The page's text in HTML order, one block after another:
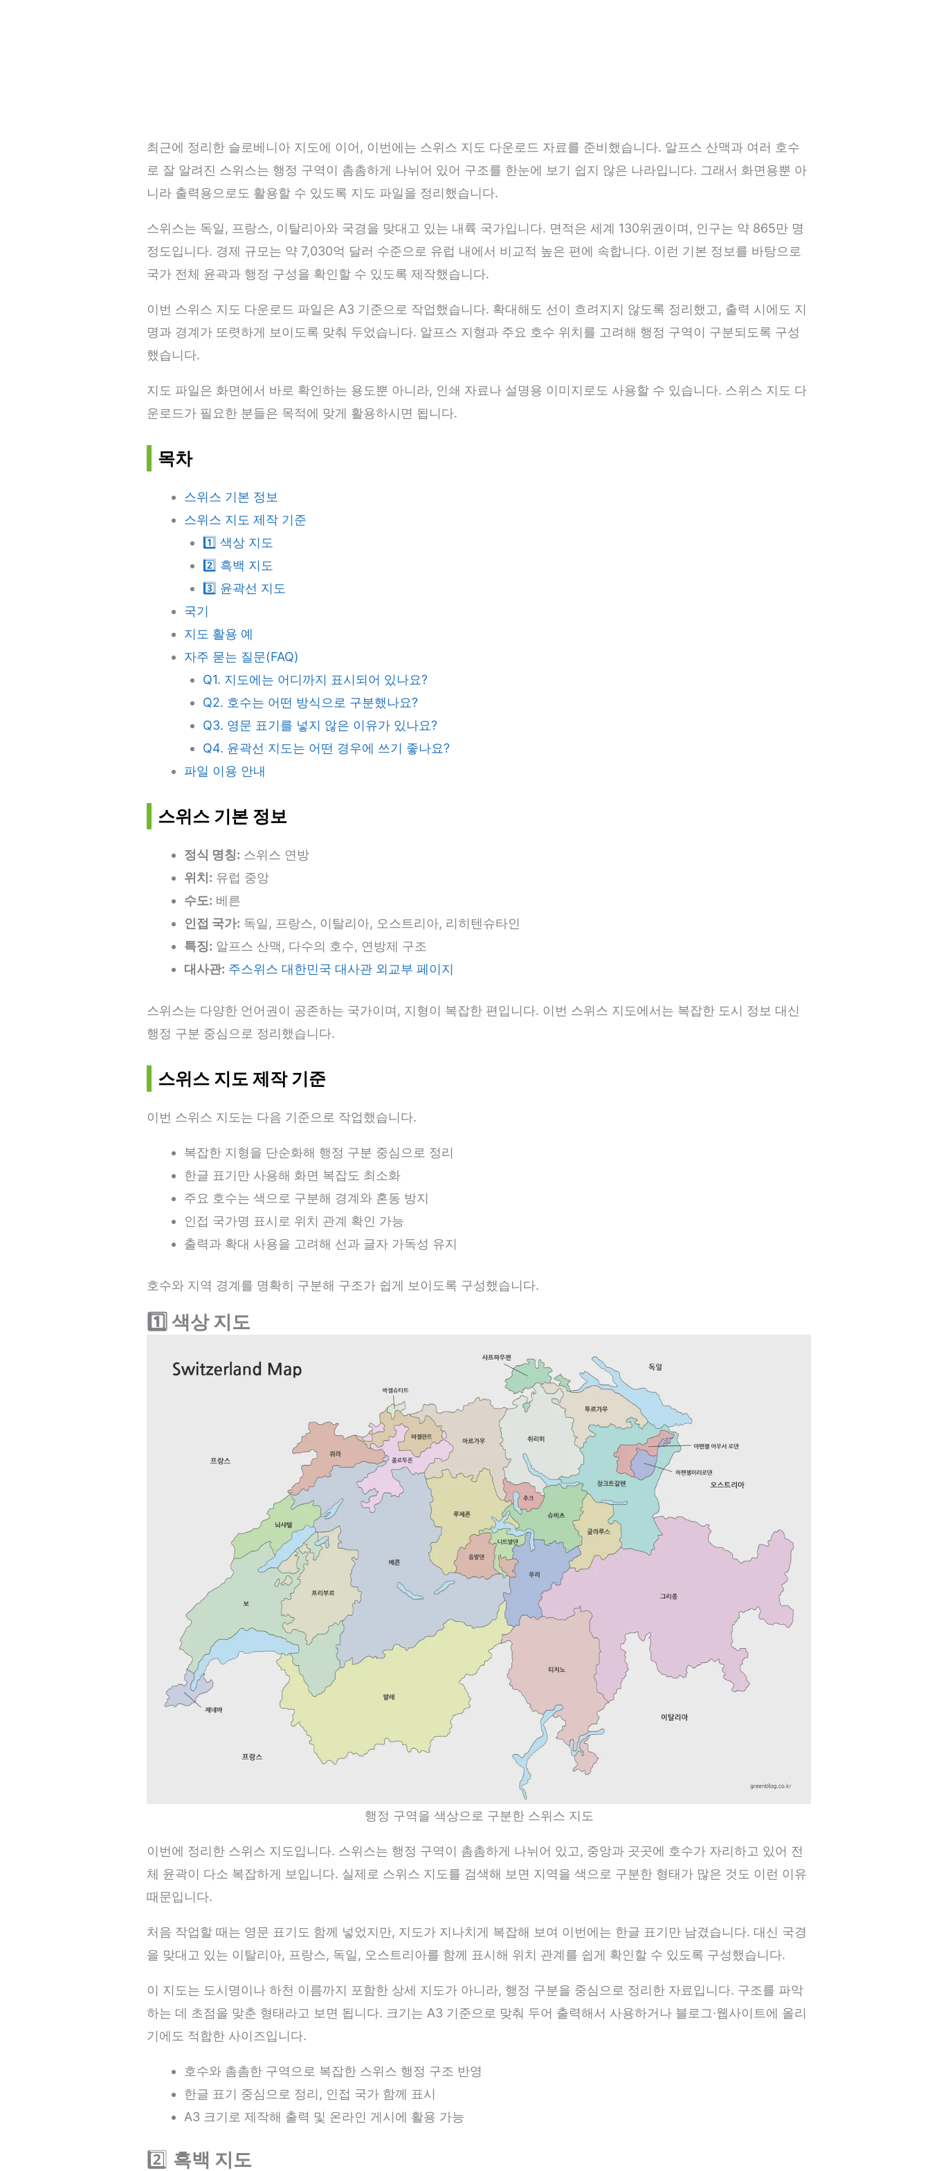
최근에 정리한 슬로베니아 지도에 이어, 이번에는 스위스 지도 다운로드 자료를 준비했습니다. 알프스 산맥과 여러 호수
로 잘 알려진 스위스는 행정 구역이 촘촘하게 나뉘어 있어 구조를 한눈에 보기 쉽지 않은 나라입니다. 그래서 화면용뿐 아
니라 출력용으로도 활용할 수 있도록 지도 파일을 정리했습니다.
스위스는 독일, 프랑스, 이탈리아와 국경을 맞대고 있는 내륙 국가입니다. 면적은 세계 130위권이며, 인구는 약 865만 명
정도입니다. 경제 규모는 약 7,030억 달러 수준으로 유럽 내에서 비교적 높은 편에 속합니다. 이런 기본 정보를 바탕으로
국가 전체 윤곽과 행정 구성을 확인할 수 있도록 제작했습니다.
이번 스위스 지도 다운로드 파일은 A3 기준으로 작업했습니다. 확대해도 선이 흐려지지 않도록 정리했고, 출력 시에도 지
명과 경계가 또렷하게 보이도록 맞춰 두었습니다. 알프스 지형과 주요 호수 위치를 고려해 행정 구역이 구분되도록 구성
했습니다.
지도 파일은 화면에서 바로 확인하는 용도뿐 아니라, 인쇄 자료나 설명용 이미지로도 사용할 수 있습니다. 스위스 지도 다
운로드가 필요한 분들은 목적에 맞게 활용하시면 됩니다.
목차
스위스 기본 정보
스위스 지도 제작 기준
1️⃣ 색상 지도
2️⃣ 흑백 지도
3️⃣ 윤곽선 지도
국기
지도 활용 예
자주 묻는 질문(FAQ)
Q1. 지도에는 어디까지 표시되어 있나요?
Q2. 호수는 어떤 방식으로 구분했나요?
Q3. 영문 표기를 넣지 않은 이유가 있나요?
Q4. 윤곽선 지도는 어떤 경우에 쓰기 좋나요?
파일 이용 안내
스위스 기본 정보
정식 명칭: 스위스 연방
위치: 유럽 중앙
수도: 베른
인접 국가: 독일, 프랑스, 이탈리아, 오스트리아, 리히텐슈타인
특징: 알프스 산맥, 다수의 호수, 연방제 구조
대사관: 주스위스 대한민국 대사관 외교부 페이지
스위스는 다양한 언어권이 공존하는 국가이며, 지형이 복잡한 편입니다. 이번 스위스 지도에서는 복잡한 도시 정보 대신
행정 구분 중심으로 정리했습니다.
스위스 지도 제작 기준
이번 스위스 지도는 다음 기준으로 작업했습니다.
복잡한 지형을 단순화해 행정 구분 중심으로 정리
한글 표기만 사용해 화면 복잡도 최소화
주요 호수는 색으로 구분해 경계와 혼동 방지
인접 국가명 표시로 위치 관계 확인 가능
출력과 확대 사용을 고려해 선과 글자 가독성 유지
호수와 지역 경계를 명확히 구분해 구조가 쉽게 보이도록 구성했습니다.
1️⃣ 색상 지도
행정 구역을 색상으로 구분한 스위스 지도
이번에 정리한 스위스 지도입니다. 스위스는 행정 구역이 촘촘하게 나뉘어 있고, 중앙과 곳곳에 호수가 자리하고 있어 전
체 윤곽이 다소 복잡하게 보입니다. 실제로 스위스 지도를 검색해 보면 지역을 색으로 구분한 형태가 많은 것도 이런 이유
때문입니다.
처음 작업할 때는 영문 표기도 함께 넣었지만, 지도가 지나치게 복잡해 보여 이번에는 한글 표기만 남겼습니다. 대신 국경
을 맞대고 있는 이탈리아, 프랑스, 독일, 오스트리아를 함께 표시해 위치 관계를 쉽게 확인할 수 있도록 구성했습니다.
이 지도는 도시명이나 하천 이름까지 포함한 상세 지도가 아니라, 행정 구분을 중심으로 정리한 자료입니다. 구조를 파악
하는 데 초점을 맞춘 형태라고 보면 됩니다. 크기는 A3 기준으로 맞춰 두어 출력해서 사용하거나 블로그·웹사이트에 올리
기에도 적합한 사이즈입니다.
호수와 촘촘한 구역으로 복잡한 스위스 행정 구조 반영
한글 표기 중심으로 정리, 인접 국가 함께 표시
A3 크기로 제작해 출력 및 온라인 게시에 활용 가능
2️⃣ 흑백 지도